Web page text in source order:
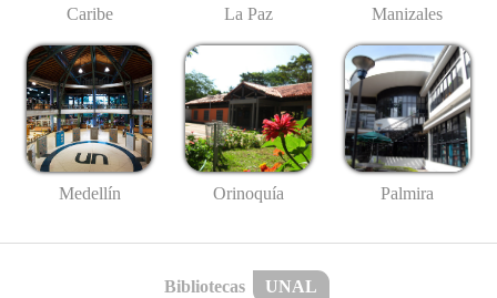
Caribe La Paz Manizales
Medellín Orinoquía Palmira
Bibliotecas UNAL